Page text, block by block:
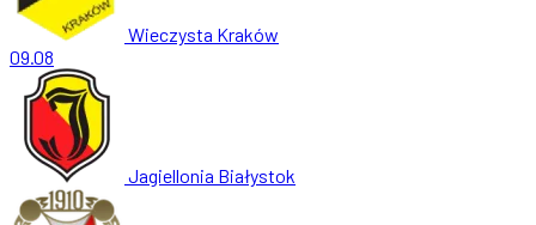
Wieczysta Kraków
09.08
Jagiellonia Białystok